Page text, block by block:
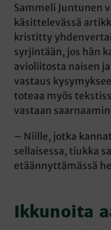
Sammeli Juntunen
käsittelevässä
kristitty
syrjintään, jos hän
avioliitosta naisen
vastaus
toteaa myös
vastaan
– Niille, jotka
sellaisessa, tiukka
etäännyttämässä
Ikkunoita